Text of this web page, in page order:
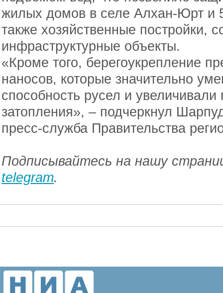
жилых домов в селе Алхан-Юрт и
также хозяйственные постройки,
инфраструктурные объекты.
«Кроме того, берегоукрепление
наносов, которые значительно
способность русел и
затопления», – подчеркнул
пресс-служба Правительства
Подписывайтесь на нашу
telegram.